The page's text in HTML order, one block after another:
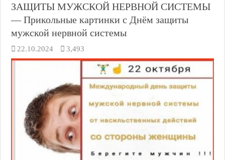
ЗАЩИТЫ МУЖСКОЙ НЕРВНОЙ СИСТЕМЫ
— Прикольные картинки с Днём защиты
мужской нервной системы
22.10.2024 3,493